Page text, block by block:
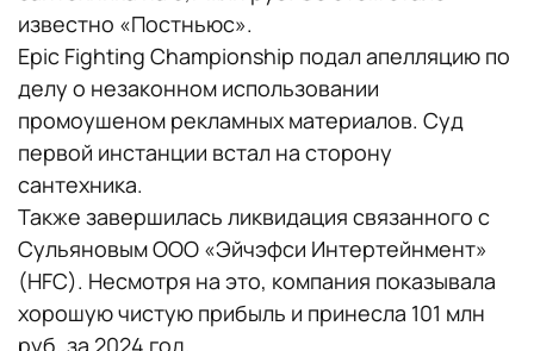
известно «Постньюс».
Epic Fighting Championship подал апелляцию по
делу о незаконном использовании
промоушеном рекламных материалов. Суд
первой инстанции встал на сторону
сантехника.
Также завершилась ликвидация связанного с
Сульяновым ООО «Эйчэфси Интертейнмент»
(HFC). Несмотря на это, компания показывала
хорошую чистую прибыль и принесла 101 млн
руб. за 2024 год.